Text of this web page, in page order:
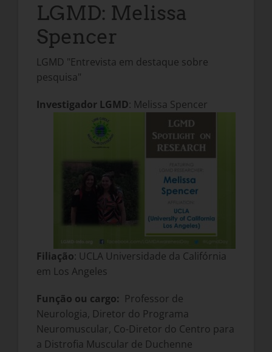
LGMD: Melissa
Spencer
LGMD "Entrevista em destaque sobre
pesquisa"
Investigador LGMD: Melissa Spencer
Filiação: UCLA Universidade da Califórnia
em Los Angeles
Função ou cargo: Professor de
Neurologia, Diretor do Programa
Neuromuscular, Co-Diretor do Centro para
a Distrofia Muscular de Duchenne